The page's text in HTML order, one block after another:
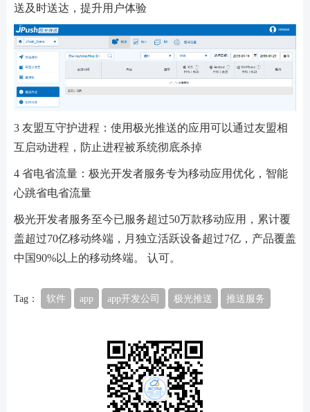
送及时送达，提升用户体验
3 友盟互守护进程：使用极光推送的应用可以通过友盟相
互启动进程，防止进程被系统彻底杀掉
4 省电省流量：极光开发者服务专为移动应用优化，智能
心跳省电省流量
极光开发者服务至今已服务超过50万款移动应用，累计覆
盖超过70亿移动终端，月独立活跃设备超过7亿，产品覆盖
中国90%以上的移动终端。 认可。
Tag： 软件 app app开发公司 极光推送 推送服务